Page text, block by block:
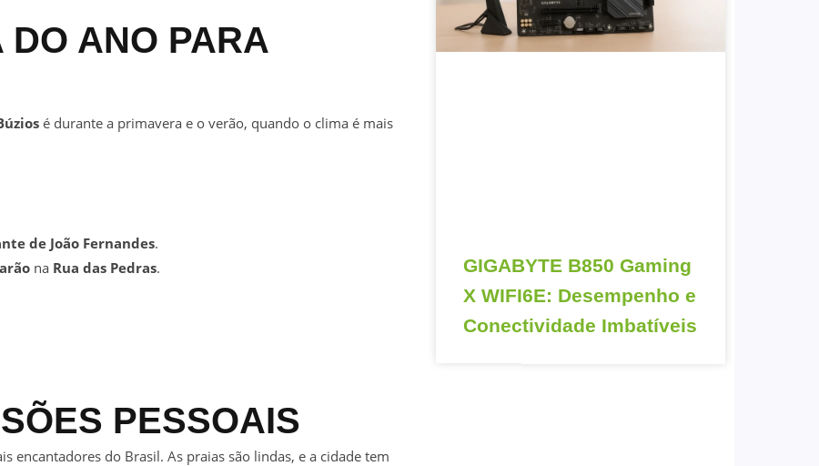
DO ANO PARA
é durante a primavera e o verão, quando o clima é mais
de João Fernandes.
na Rua das Pedras.
PESSOAIS
encantadores do Brasil. As praias são lindas, e a cidade tem
GIGABYTE B850 Gaming
X WIFI6E: Desempenho e
Conectividade Imbatíveis